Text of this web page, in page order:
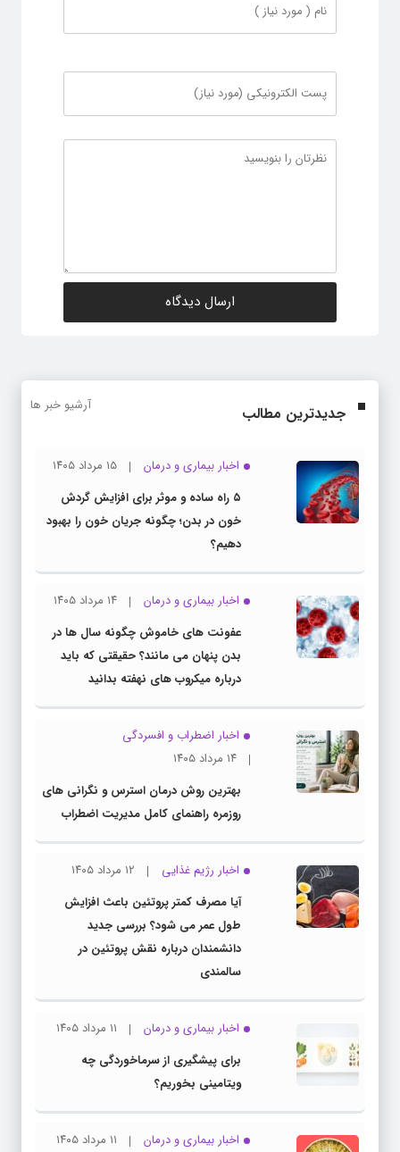
جدیدترین مطالب آرشیو خبر ها
اخبار بیماری و درمان
۱۵ مرداد ۱۴۰۵
۵ راه ساده و موثر برای افزایش گردش
خون در بدن؛ چگونه جریان خون را بهبود
دهیم؟
اخبار بیماری و درمان
۱۴ مرداد ۱۴۰۵
عفونت های خاموش چگونه سال ها در
بدن پنهان می مانند؟ حقیقتی که باید
درباره میکروب های نهفته بدانید
اخبار اضطراب و افسردگی
۱۴ مرداد ۱۴۰۵
بهترین روش درمان استرس و نگرانی های
روزمره راهنمای کامل مدیریت اضطراب
اخبار رژیم غذایی
۱۲ مرداد ۱۴۰۵
آیا مصرف کمتر پروتئین باعث افزایش
طول عمر می شود؟ بررسی جدید
دانشمندان درباره نقش پروتئین در
سالمندی
اخبار بیماری و درمان
۱۱ مرداد ۱۴۰۵
برای پیشگیری از سرماخوردگی چه
ویتامینی بخوریم؟
اخبار بیماری و درمان
۱۱ مرداد ۱۴۰۵